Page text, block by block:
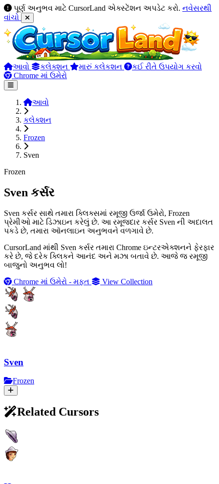
પૂર્ણ અનુભવ માટે CursorLand એક્સ્ટેંશન અપડેટ કરો. નવેસરથી
વાંચો
આવો કલેક્શન મારું કલેકશન
કઈ રીતે ઉપયોગ કરવો
Chrome માં ઉમેરો
આવો
કલેક્શન
Frozen
Sven
Frozen
Sven કર્સર
Sven કર્સર સાથે તમારા ક્લિક્સમાં રમૂજી ઉર્જા ઉમેરો, Frozen
પ્રેમીઓ માટે ડિઝાઇન કરેલું છે. આ રમૂજદાર કર્સર Sven ની અદાલત
પકડે છે, તમારા ઑનલાઇન અનુભવને વળગાવે છે.
CursorLand માંથી Sven કર્સર તમારા Chrome ઇન્ટરએક્શનને ફેરફાર
કરે છે, જે દરેક ક્લિકને આનંદ અને મઝા બતાવે છે. આજે જ રમૂજી
બાજુનો અનુભવ લો!
Chrome માં ઉમેરો - મફત
View Collection
Sven
Frozen
Related Cursors